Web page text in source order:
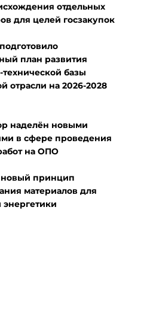
отдельных
для целей госзакупок
план развития
базы
отрасли на 2026-2028
наделён новыми
в сфере проведения
на ОПО
принцип
материалов для